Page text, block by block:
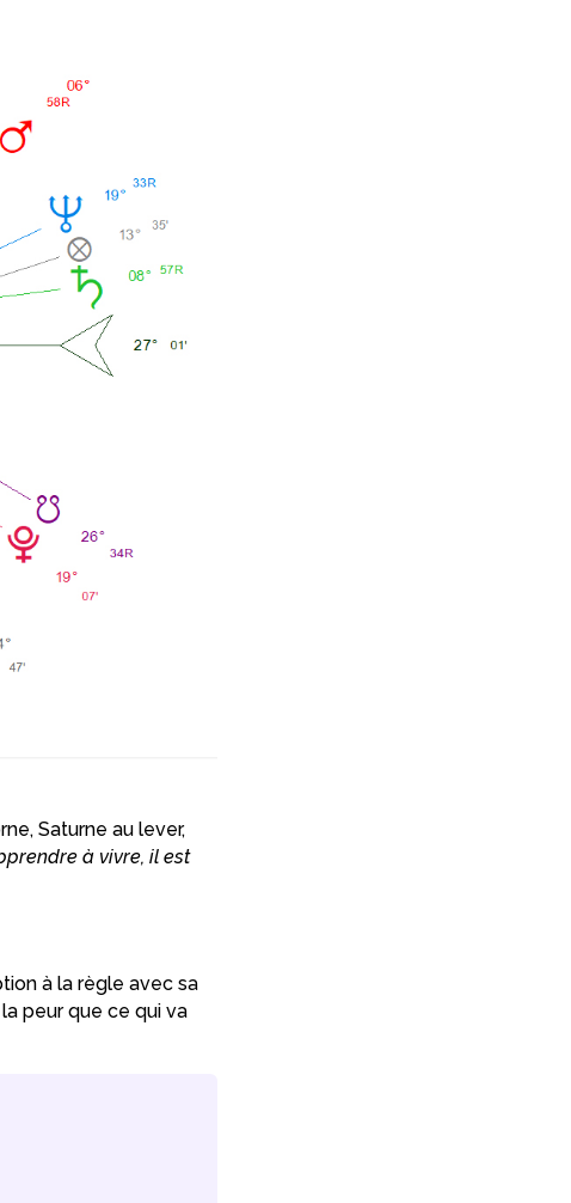
Saturne au lever,
à vivre, il est
à la règle avec sa
peur que ce qui va